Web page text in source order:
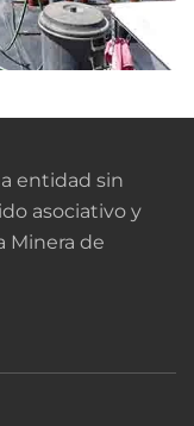
entidad sin
asociativo y
Minera de